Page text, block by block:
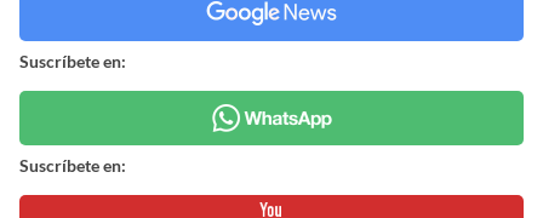
Suscríbete en:
Suscríbete en: